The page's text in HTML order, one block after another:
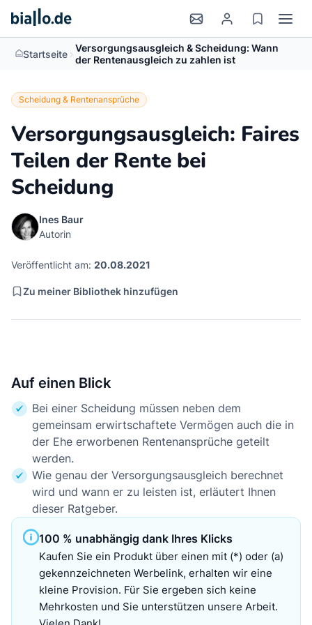
Startseite > Versorgungsausgleich & Scheidung: Wann
der Rentenausgleich zu zahlen ist
Scheidung & Rentenansprüche
Versorgungsausgleich: Faires
Teilen der Rente bei
Scheidung
Ines Baur
Autorin
Veröffentlicht am: 20.08.2021
Zu meiner Bibliothek hinzufügen
Auf einen Blick
Bei einer Scheidung müssen neben dem
gemeinsam erwirtschaftete Vermögen auch die in
der Ehe erworbenen Rentenansprüche geteilt
werden.
Wie genau der Versorgungsausgleich berechnet
wird und wann er zu leisten ist, erläutert Ihnen
dieser Ratgeber.
100 % unabhängig dank Ihres Klicks
Kaufen Sie ein Produkt über einen mit (*) oder (a)
gekennzeichneten Werbelink, erhalten wir eine
kleine Provision. Für Sie ergeben sich keine
Mehrkosten und Sie unterstützen unsere Arbeit.